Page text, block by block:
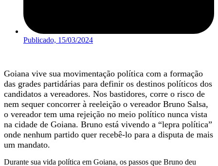
Publicado, 15/03/2024
Goiana vive sua movimentação política com a formação
das grades partidárias para definir os destinos políticos dos
candidatos a vereadores. Nos bastidores, corre o risco de
nem sequer concorrer à reeleição o vereador Bruno Salsa,
o vereador tem uma rejeição no meio político nunca vista
na cidade de Goiana. Bruno está vivendo a “lepra política”
onde nenhum partido quer recebê-lo para a disputa de mais
um mandato.
Durante sua vida política em Goiana, os passos que Bruno deu